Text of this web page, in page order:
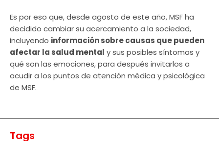
Es por eso que, desde agosto de este año, MSF ha
decidido cambiar su acercamiento a la sociedad,
incluyendo información sobre causas que pueden
afectar la salud mental y sus posibles síntomas y
qué son las emociones, para después invitarlos a
acudir a los puntos de atención médica y psicológica
de MSF.
Tags